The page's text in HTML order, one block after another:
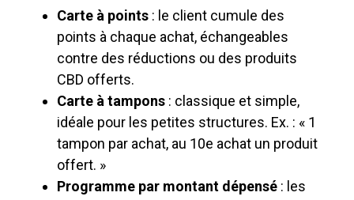
Carte à points : le client cumule des
points à chaque achat, échangeables
contre des réductions ou des produits
CBD offerts.
Carte à tampons : classique et simple,
idéale pour les petites structures. Ex. : « 1
tampon par achat, au 10e achat un produit
offert. »
Programme par montant dépensé : les